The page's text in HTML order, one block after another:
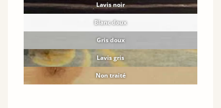
Lavis noir
Blanc doux
Gris doux
Lavis gris
Non traité